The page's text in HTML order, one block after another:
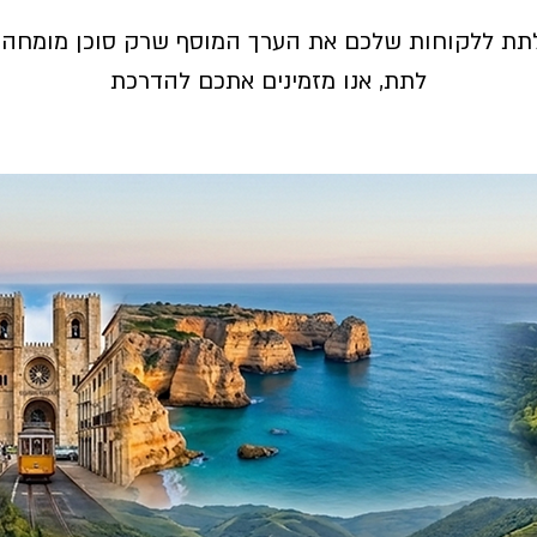
ללקוחות שלכם את הערך המוסף שרק סוכן מומחה
לתת, אנו מזמינים אתכם להדרכת